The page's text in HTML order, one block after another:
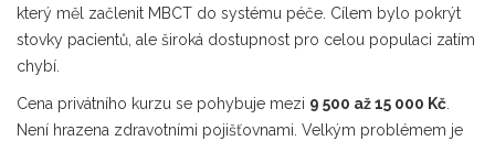
který měl začlenit MBCT do systému péče. Cílem bylo pokrýt
stovky pacientů, ale široká dostupnost pro celou populaci zatím
chybí.
Cena privátního kurzu se pohybuje mezi 9 500 až 15 000 Kč
Není hrazena zdravotními pojišťovnami. Velkým problémem je